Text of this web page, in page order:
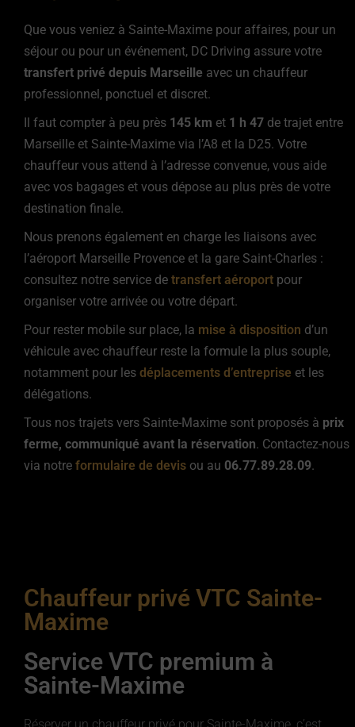
Que vous veniez à Sainte-Maxime pour affaires, pour un
séjour ou pour un événement, DC Driving assure votre
transfert privé depuis Marseille avec un chauffeur
professionnel, ponctuel et discret.
Il faut compter à peu près 145 km et 1 h 47 de trajet entre
Marseille et Sainte-Maxime via l’A8 et la D25. Votre
chauffeur vous attend à l’adresse convenue, vous aide
avec vos bagages et vous dépose au plus près de votre
destination finale.
Nous prenons également en charge les liaisons avec
l’aéroport Marseille Provence et la gare Saint-Charles :
consultez notre service de transfert aéroport pour
organiser votre arrivée ou votre départ.
Pour rester mobile sur place, la mise à disposition d’un
véhicule avec chauffeur reste la formule la plus souple,
notamment pour les déplacements d’entreprise et les
délégations.
Tous nos trajets vers Sainte-Maxime sont proposés à prix
ferme, communiqué avant la réservation. Contactez-nous
via notre formulaire de devis ou au 06.77.89.28.09.
Chauffeur privé VTC Sainte-
Maxime
Service VTC premium à
Sainte-Maxime